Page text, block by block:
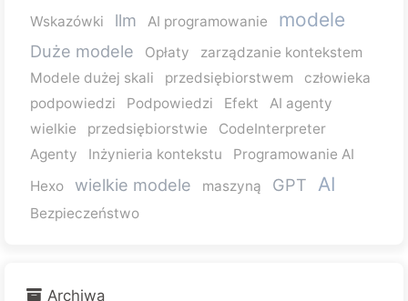
Wskazówki
llm AI programowanie modele
Duże modele Opłaty
zarządzanie kontekstem
Modele dużej skali
przedsiębiorstwem
człowieka
podpowiedzi
Podpowiedzi Efekt
AI agenty
wielkie
przedsiębiorstwie
CodeInterpreter
Agenty
Inżynieria kontekstu
Programowanie AI
Hexo
wielkie modele maszyną GPT AI
Bezpieczeństwo
Archiwa